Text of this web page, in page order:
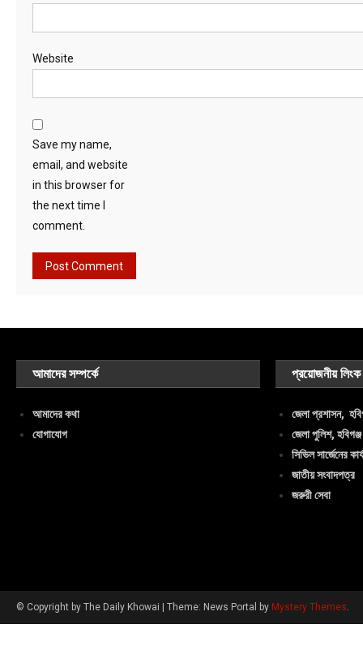
Website
Save my name,
email, and website
in this browser for
the next time I
comment.
আমাদের সম্পর্কে
আমাদের কথা
যোগাযোগ
প্রয়োজনীয় লিংক
জেলা প্রশাসন,
জেলা পুলিশ, হবিগঞ্জ
সিভিল সার্জেনের
জাতীয় সংবাদপত্র
জরুরী সেবা
© Copyright by The Daily Khowai | Theme: News Portal by Mystery Themes